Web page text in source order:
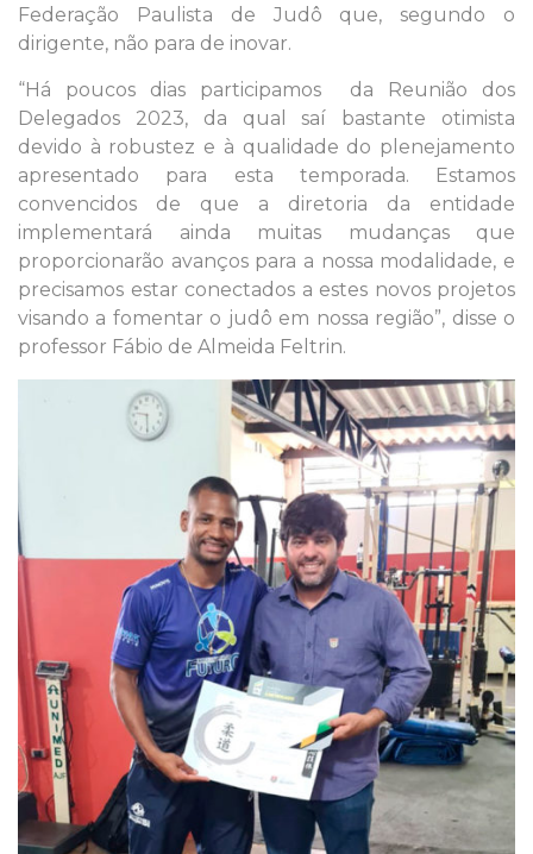
Federação Paulista de Judô que, segundo o
dirigente, não para de inovar.
“Há poucos dias participamos da Reunião dos
Delegados 2023, da qual saí bastante otimista
devido à robustez e à qualidade do plenejamento
apresentado para esta temporada. Estamos
convencidos de que a diretoria da entidade
implementará ainda muitas mudanças que
proporcionarão avanços para a nossa modalidade, e
precisamos estar conectados a estes novos projetos
visando a fomentar o judô em nossa região”, disse o
professor Fábio de Almeida Feltrin.